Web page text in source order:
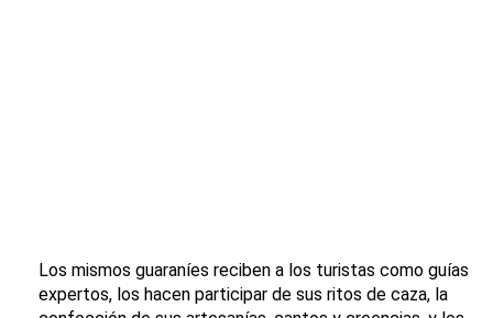
Los mismos guaraníes reciben a los turistas como guías
expertos, los hacen participar de sus ritos de caza, la